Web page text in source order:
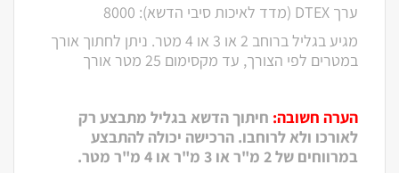
ערך DTEX (מדד לאיכות סיבי הדשא): 8000
מגיע בגליל ברוחב 2 או 3 או 4 מטר. ניתן לחתוך אורך
במטרים לפי הצורך, עד מקסימום 25 מטר אורך
הערה חשובה: חיתוך הדשא בגליל מתבצע רק
לאורכו ולא לרוחבו. הרכישה יכולה להתבצע
במרווחים של 2 מ"ר או 3 מ"ר או 4 מ"ר מטר.